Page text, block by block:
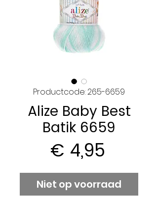
Productcode: 265-6659
Alize Baby Best
Batik 6659
€ 4,95
Niet op voorraad